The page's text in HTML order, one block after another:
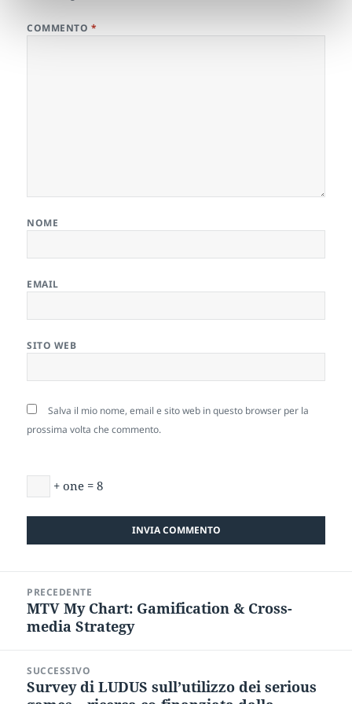
COMMENTO *
NOME
EMAIL
SITO WEB
Salva il mio nome, email e sito web in questo browser per la
prossima volta che commento.
+ one = 8
articoliPRECEDENTE
Articolo
precedente:
MTV My Chart: Gamification & Cross-
media Strategy
SUCCESSIVO
Articolo
Survey di LUDUS sull’utilizzo dei serious